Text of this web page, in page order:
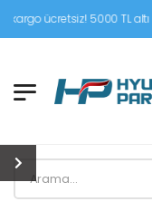
5000 TL altı